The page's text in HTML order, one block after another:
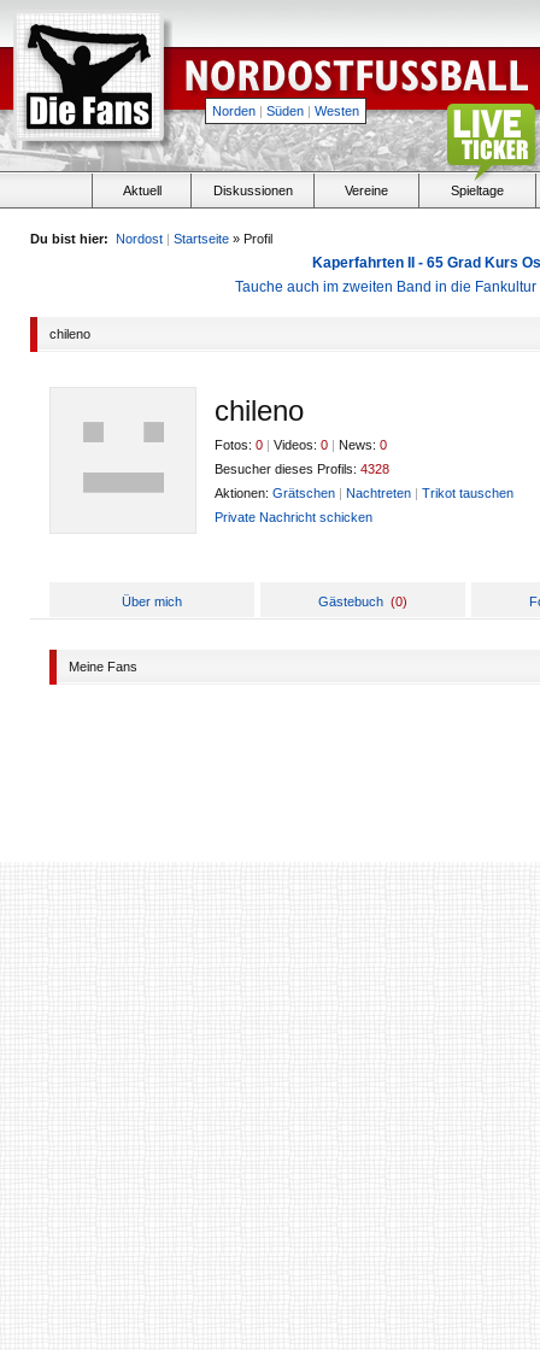
Norden | Süden | Westen
Aktuell Diskussionen Vereine Spieltage
Du bist hier: Nordost | Startseite » Profil
Kaperfahrten II - 65 Grad Kurs
Tauche auch im zweiten Band in die
chileno
chileno
Fotos: 0 | Videos: 0 | News: 0
Besucher dieses Profils: 4328
Aktionen: Grätschen | Nachtreten | Trikot tauschen
Private Nachricht schicken
Über mich Gästebuch (0)
Meine Fans